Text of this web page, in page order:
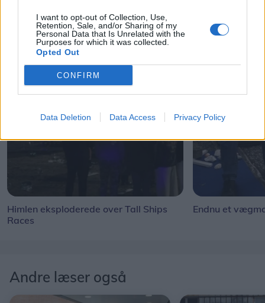
I want to opt-out of Collection, Use,
Retention, Sale, and/or Sharing of my
Personal Data that Is Unrelated with the
Purposes for which it was collected.
Opted Out
CONFIRM
Data Deletion Data Access Privacy Policy
Himlen eksploderede over Tall Ships
Races
Endnu et
Andre læser også